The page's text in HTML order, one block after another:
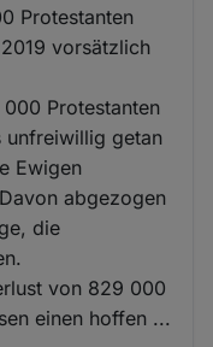
Protestanten
vorsätzlich
Protestanten
unfreiwillig getan
Ewigen
abgezogen
die
von 829 000
einen hoffen ...